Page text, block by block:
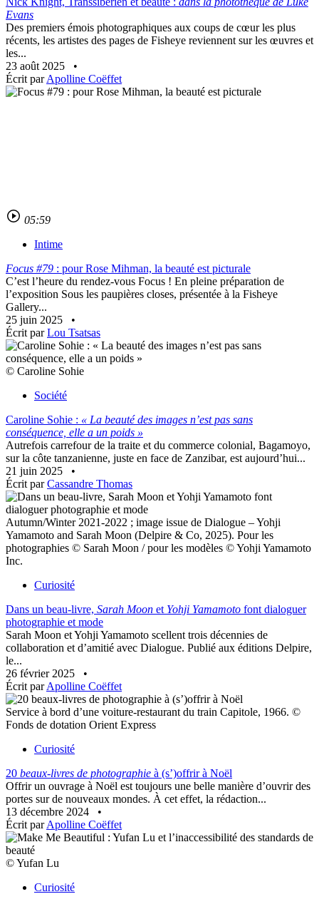
Evans
Des premiers émois photographiques aux coups de cœur les plus
récents, les artistes des pages de Fisheye reviennent sur les œuvres et
les...
23 août 2025
•
Écrit parApolline Coëffet
05:59
Intime
Focus #79 : pour Rose Mihman, la beauté est picturale
C’est l’heure du rendez-vous Focus ! En pleine préparation de
l’exposition Sous les paupières closes, présentée à la Fisheye
Gallery...
25 juin 2025
•
Écrit parLou Tsatsas
© Caroline Sohie
Société
Caroline Sohie : « La beauté des images n’est pas sans
conséquence, elle a un poids »
Autrefois carrefour de la traite et du commerce colonial, Bagamoyo,
sur la côte tanzanienne, juste en face de Zanzibar, est aujourd’hui...
21 juin 2025
•
Écrit parCassandre Thomas
Autumn/Winter 2021-2022 ; image issue de Dialogue – Yohji
Yamamoto and Sarah Moon (Delpire & Co, 2025). Pour les
photographies © Sarah Moon / pour les modèles © Yohji Yamamoto
Inc.
Curiosité
Dans un beau-livre, Sarah Moon et Yohji Yamamoto font dialoguer
photographie et mode
Sarah Moon et Yohji Yamamoto scellent trois décennies de
collaboration et d’amitié avec Dialogue. Publié aux éditions Delpire,
le...
26 février 2025
•
Écrit parApolline Coëffet
Service à bord d’une voiture-restaurant du train Capitole, 1966. ©
Fonds de dotation Orient Express
Curiosité
20 beaux-livres de photographie à (s’)offrir à Noël
Offrir un ouvrage à Noël est toujours une belle manière d’ouvrir des
portes sur de nouveaux mondes. À cet effet, la rédaction...
13 décembre 2024
•
Écrit parApolline Coëffet
© Yufan Lu
Curiosité